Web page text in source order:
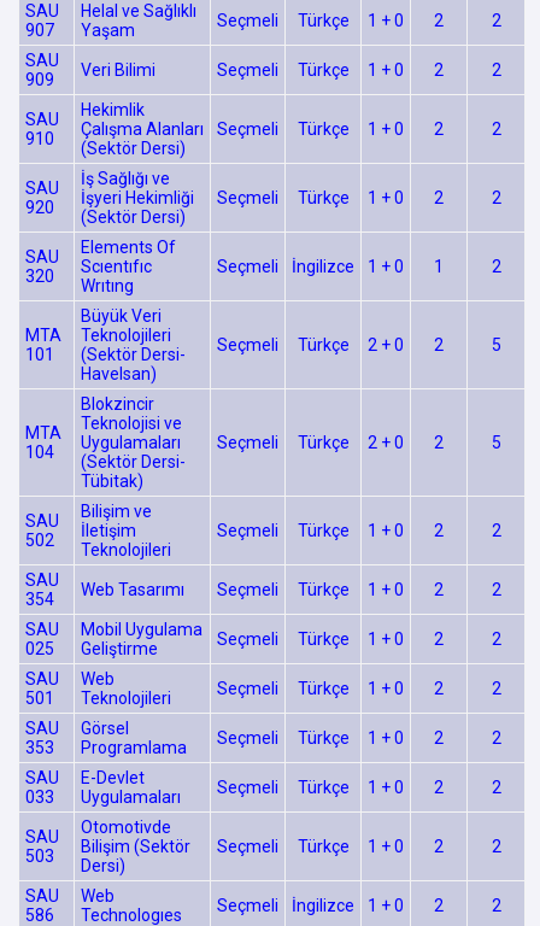
SAU
907
Helal ve Sağlıklı
Yaşam
Seçmeli Türkçe 1 + 0 2 2
SAU
909
Veri Bilimi Seçmeli Türkçe 1 + 0 2 2
SAU
910
Hekimlik
Çalışma Alanları
(Sektör Dersi)
Seçmeli Türkçe 1 + 0 2 2
SAU
920
İş Sağlığı ve
İşyeri Hekimliği
(Sektör Dersi)
Seçmeli Türkçe 1 + 0 2 2
SAU
320
Elements Of
Scıentıfıc
Wrıtıng
Seçmeli İngilizce 1 + 0 1 2
MTA
101
Büyük Veri
Teknolojileri
(Sektör Dersi-
Havelsan)
Seçmeli Türkçe 2 + 0 2 5
MTA
104
Blokzincir
Teknolojisi ve
Uygulamaları
(Sektör Dersi-
Tübitak)
Seçmeli Türkçe 2 + 0 2 5
SAU
502
Bilişim ve
İletişim
Teknolojileri
Seçmeli Türkçe 1 + 0 2 2
SAU
354
Web Tasarımı Seçmeli Türkçe 1 + 0 2 2
SAU
025
Mobil Uygulama
Geliştirme
Seçmeli Türkçe 1 + 0 2 2
SAU
501
Web
Teknolojileri
Seçmeli Türkçe 1 + 0 2 2
SAU
353
Görsel
Programlama
Seçmeli Türkçe 1 + 0 2 2
SAU
033
E-Devlet
Uygulamaları
Seçmeli Türkçe 1 + 0 2 2
SAU
503
Otomotivde
Bilişim (Sektör
Dersi)
Seçmeli Türkçe 1 + 0 2 2
SAU
586
Web
Technologıes
Seçmeli İngilizce 1 + 0 2 2